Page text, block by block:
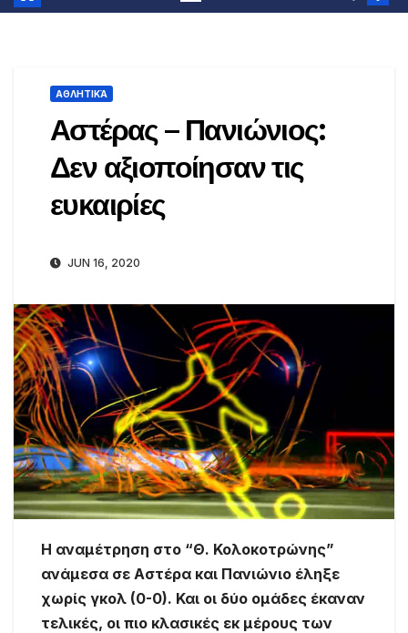
ΑΘΛΗΤΙΚΆ
Αστέρας – Πανιώνιος:
Δεν αξιοποίησαν τις
ευκαιρίες
JUN 16, 2020
Η αναμέτρηση στο “Θ. Κολοκοτρώνης”
ανάμεσα σε Αστέρα και Πανιώνιο έληξε
χωρίς γκολ (0-0). Και οι δύο ομάδες έκαναν
τελικές, οι πιο κλασικές εκ μέρους των